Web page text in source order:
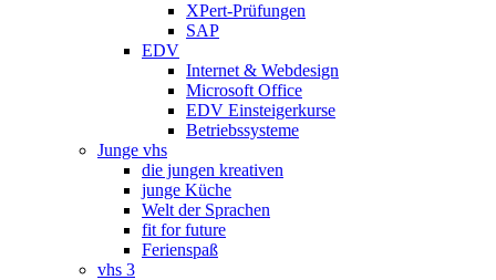
XPert-Prüfungen
SAP
EDV
Internet & Webdesign
Microsoft Office
EDV Einsteigerkurse
Betriebssysteme
Junge vhs
die jungen kreativen
junge Küche
Welt der Sprachen
fit for future
Ferienspaß
vhs 3